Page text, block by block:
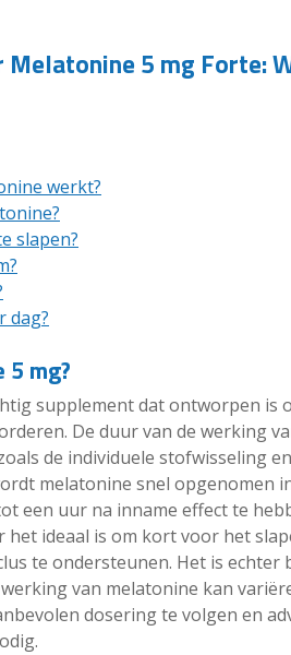
5 mg Forte:
werkt?
slapen?
dag?
mg?
supplement dat ontworpen is
De duur van de werking
de individuele stofwisseling
melatonine snel opgenomen
een uur na inname effect te
ideaal is om kort voor het
te ondersteunen. Het is echter
van melatonine kan
dosering te volgen en